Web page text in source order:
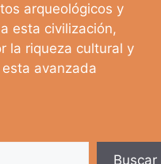
arqueológicos y
esta civilización,
la riqueza cultural y
avanzada
Buscar